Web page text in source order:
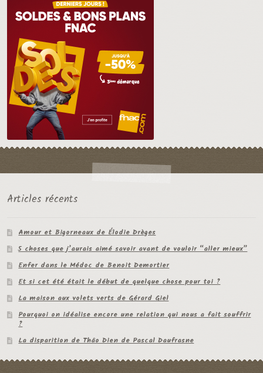
Articles récents
Amour et Bigorneaux de Élodie Drèges
5 choses que j’aurais aimé savoir avant de vouloir “aller mieux”
Enfer dans le Médoc de Benoit Demortier
Et si cet été était le début de quelque chose pour toi ?
La maison aux volets verts de Gérard Giel
Pourquoi on idéalise encore une relation qui nous a fait souffrir
?
La disparition de Thâo Dien de Pascal Daufrasne